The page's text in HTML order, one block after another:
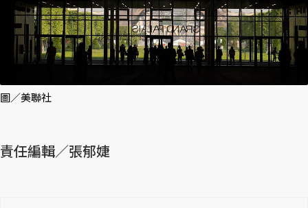
圖／美聯社
責任編輯／張郁婕